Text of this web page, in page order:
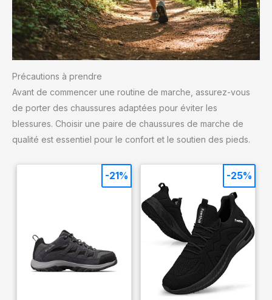
Précautions à prendre
Avant de commencer une routine de marche, assurez-vous
de porter des chaussures adaptées pour éviter les
blessures. Choisir une paire de chaussures de marche de
qualité est essentiel pour le confort et le soutien des pieds.
-21% -25%